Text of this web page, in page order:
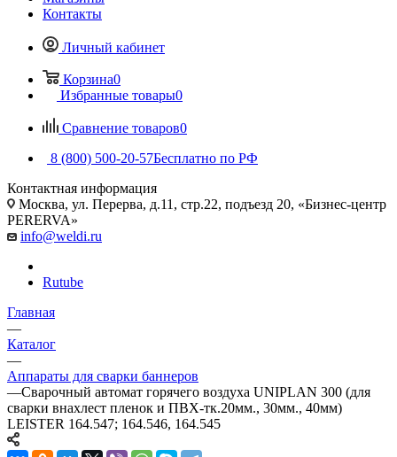
Контакты
Личный кабинет
Корзина0
Избранные товары0
Сравнение товаров0
8 (800) 500-20-57Бесплатно по РФ
Контактная информация
Москва, ул. Перерва, д.11, стр.22, подъезд 20, «Бизнес-центр
PERERVA»
info@weldi.ru
Rutube
Главная
—
Каталог
—
Аппараты для сварки баннеров
—Сварочный автомат горячего воздуха UNIPLAN 300 (для
сварки внахлест пленок и ПВХ-тк.20мм., 30мм., 40мм)
LEISTER 164.547; 164.546, 164.545